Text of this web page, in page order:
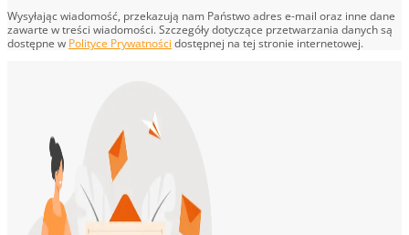
Wysyłając wiadomość, przekazują nam Państwo adres e-mail oraz inne dane
zawarte w treści wiadomości. Szczegóły dotyczące przetwarzania danych są
dostępne w Polityce Prywatności dostępnej na tej stronie internetowej.